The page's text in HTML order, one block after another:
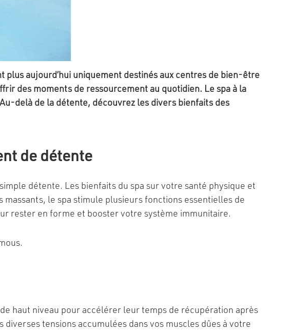
plus aujourd’hui uniquement destinés aux centres de bien-être
des moments de ressourcement au quotidien. Le spa à la
delà de la détente, découvrez les divers bienfaits des
de détente
détente. Les bienfaits du spa sur votre santé physique et
le spa stimule plusieurs fonctions essentielles de
rester en forme et booster votre système immunitaire.
haut niveau pour accélérer leur temps de récupération après
diverses tensions accumulées dans vos muscles dûes à votre